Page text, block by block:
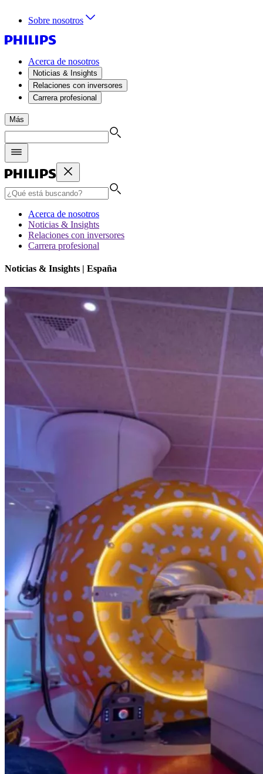
Sobre nosotros
Acerca de nosotros
Noticias & Insights
Relaciones con inversores
Carrera profesional
Más
Acerca de nosotros
Noticias & Insights
Relaciones con inversores
Carrera profesional
Noticias & Insights | España